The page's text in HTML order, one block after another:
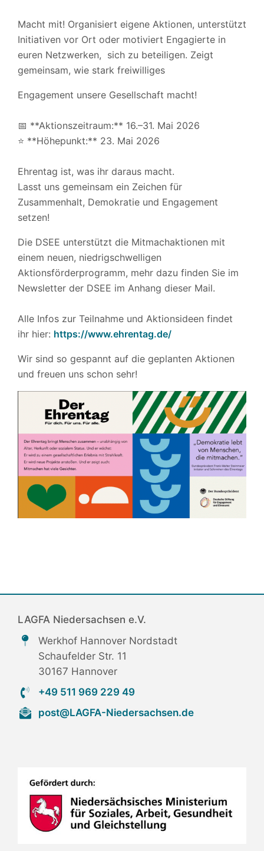
Macht mit! Organisiert eigene Aktionen, unterstützt
Initiativen vor Ort oder motiviert Engagierte in
euren Netzwerken, sich zu beteiligen. Zeigt
gemeinsam, wie stark freiwilliges
Engagement unsere Gesellschaft macht!
📅 **Aktionszeitraum:** 16.–31. Mai 2026
⭐ **Höhepunkt:** 23. Mai 2026
Ehrentag ist, was ihr daraus macht.
Lasst uns gemeinsam ein Zeichen für
Zusammenhalt, Demokratie und Engagement
setzen!
Die DSEE unterstützt die Mitmachaktionen mit
einem neuen, niedrigschwelligen
Aktionsförderprogramm, mehr dazu finden Sie im
Newsletter der DSEE im Anhang dieser Mail.
Alle Infos zur Teilnahme und Aktionsideen findet
ihr hier: https://www.ehrentag.de/
Wir sind so gespannt auf die geplanten Aktionen
und freuen uns schon sehr!
LAGFA Niedersachsen e.V.
Werkhof Hannover Nordstadt
Schaufelder Str. 11
30167 Hannover
+49 511 969 229 49
post@LAGFA-Niedersachsen.de